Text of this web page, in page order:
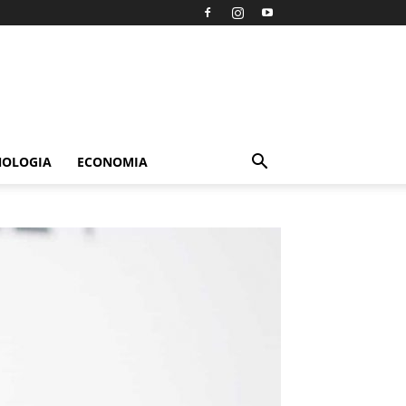
ECONOMIA